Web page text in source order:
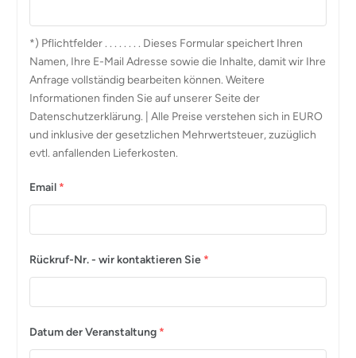
*) Pflichtfelder . . . . . . . . Dieses Formular speichert Ihren
Namen, Ihre E-Mail Adresse sowie die Inhalte, damit wir Ihre
Anfrage vollständig bearbeiten können. Weitere
Informationen finden Sie auf unserer Seite der
Datenschutzerklärung. | Alle Preise verstehen sich in EURO
und inklusive der gesetzlichen Mehrwertsteuer, zuzüglich
evtl. anfallenden Lieferkosten.
Email *
Rückruf-Nr. - wir kontaktieren Sie *
Datum der Veranstaltung *